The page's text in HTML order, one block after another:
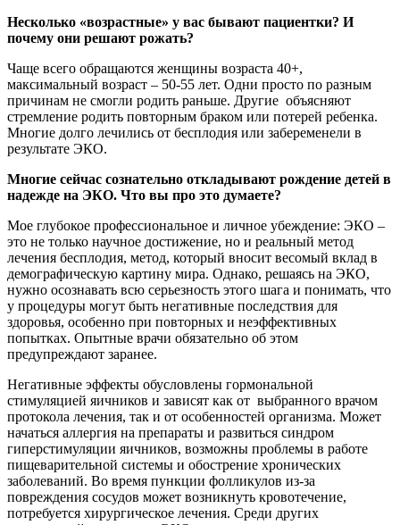
Несколько «возрастные» у вас бывают пациентки? И
почему они решают рожать?
Чаще всего обращаются женщины возраста 40+,
максимальный возраст – 50-55 лет. Одни просто по разным
причинам не смогли родить раньше. Другие объясняют
стремление родить повторным браком или потерей ребенка.
Многие долго лечились от бесплодия или забеременели в
результате ЭКО.
Многие сейчас сознательно откладывают рождение детей в
надежде на ЭКО. Что вы про это думаете?
Мое глубокое профессиональное и личное убеждение: ЭКО –
это не только научное достижение, но и реальный метод
лечения бесплодия, метод, который вносит весомый вклад в
демографическую картину мира. Однако, решаясь на ЭКО,
нужно осознавать всю серьезность этого шага и понимать, что
у процедуры могут быть негативные последствия для
здоровья, особенно при повторных и неэффективных
попытках. Опытные врачи обязательно об этом
предупреждают заранее.
Негативные эффекты обусловлены гормональной
стимуляцией яичников и зависят как от выбранного врачом
протокола лечения, так и от особенностей организма. Может
начаться аллергия на препараты и развиться синдром
гиперстимуляции яичников, возможны проблемы в работе
пищеварительной системы и обострение хронических
заболеваний. Во время пункции фолликулов из-за
повреждения сосудов может возникнуть кровотечение,
потребуется хирургическое лечения. Среди других